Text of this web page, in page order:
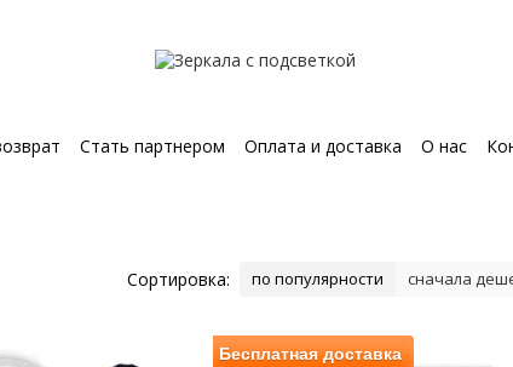
Стать партнером Оплата и доставка О нас
Сортировка: по популярности сначала
Бесплатная доставка